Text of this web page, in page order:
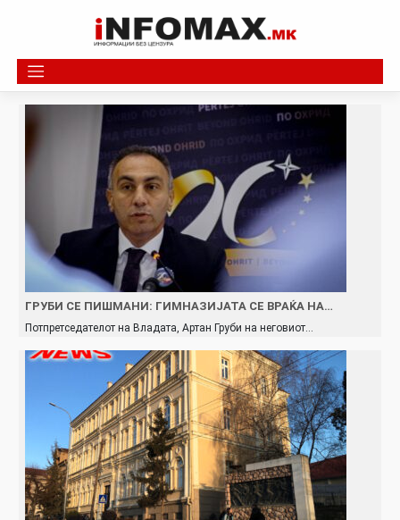
ГРУБИ СЕ ПИШМАНИ: ГИМНАЗИЈАТА СЕ ВРАЌА НА…
Потпретседателот на Владата, Артан Груби на неговиот…